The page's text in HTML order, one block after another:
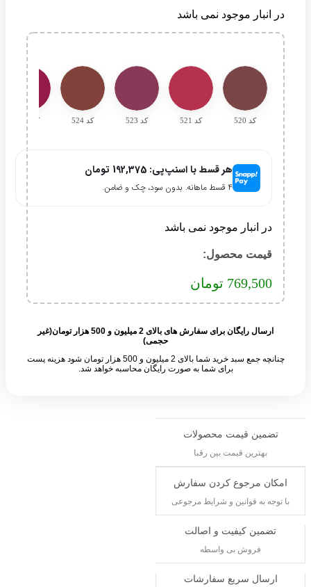
در انبار موجود نمی باشد
کد 520 کد 521 کد 523 کد 524 کد 525
هر قسط با اسنپ‌پی: 192,375 تومان
۴ قسط ماهانه. بدون سود، چک و ضامن.
در انبار موجود نمی باشد
قیمت محصول:​
769,500 تومان
ارسال رایگان برای سفارش های بالای 2 میلیون و 500 هزار تومان(غیر
حجمی)
چنانچه جمع سبد خرید شما بالای 2 میلیون و 500 هزار تومان شود هزینه پست
برای شما به صورت رایگان محاسبه خواهد شد.
تضمین قیمت محصولات
بهترین قیمت بین رقبا
امکان مرجوع کردن سفارش
با توجه به قوانین و شرایط مرجوعی
تضمین کیفیت و اصالت
فروش بی واسطه
ارسال سریع سفارشات